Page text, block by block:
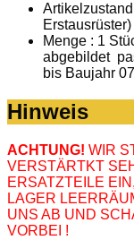
Menge : 1
abgebildet
bis Baujahr
Hinweis
ACHTUNG! WIR
VERSTÄRTKT
ERSATZTEILE
LAGER
UNS AB UND
VORBEI !